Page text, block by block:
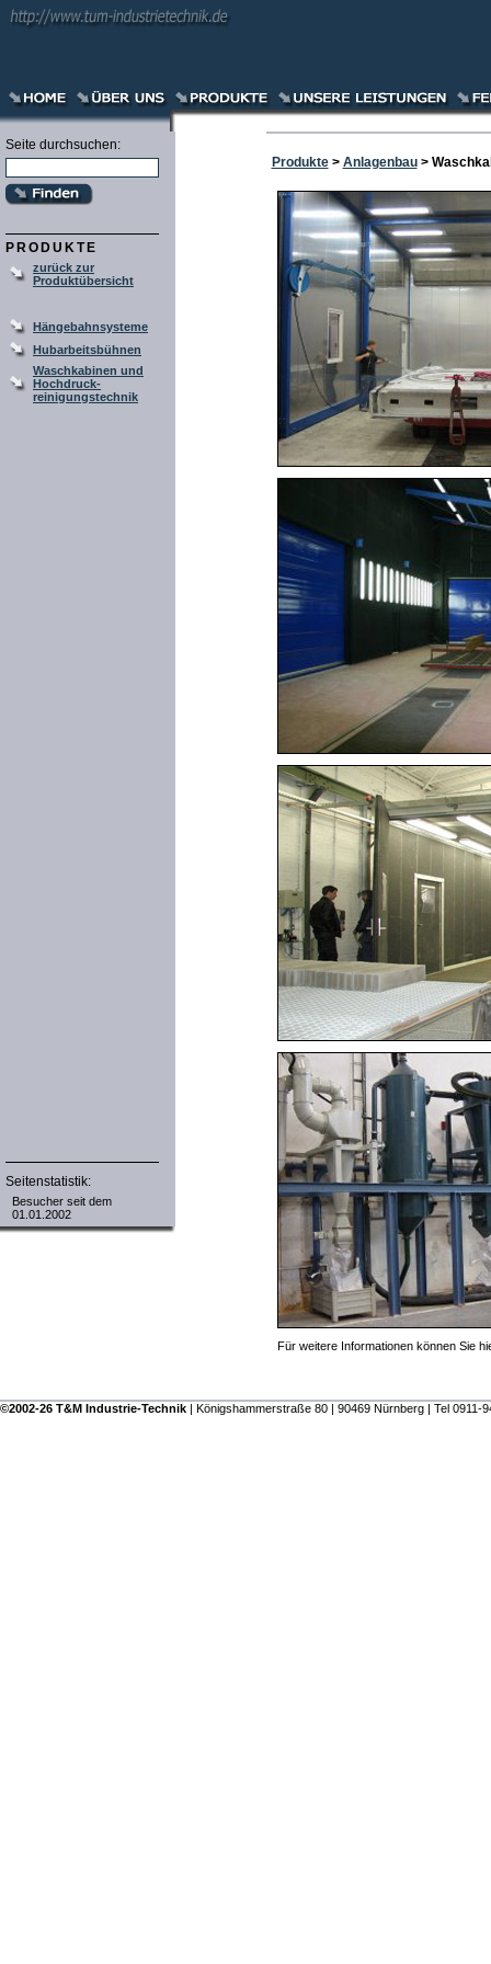
Seite durchsuchen:
PRODUKTE
zurück zur
Produktübersicht
Hängebahnsysteme
Hubarbeitsbühnen
Waschkabinen und
Hochdruck-
reinigungstechnik
Seitenstatistik:
Besucher seit dem
01.01.2002
Produkte> Anlagenbau>
Für weitere Informationen können Sie
©2002-26 T&M Industrie-Technik | Königshammerstraße 80 | 90469 Nürnberg | Tel 0911-